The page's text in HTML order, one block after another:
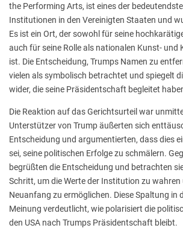
the Performing Arts, ist eines der
Institutionen in den Vereinigten Staaten und
Es ist ein Ort, der sowohl für seine
auch für seine Rolle als nationalen Kunst- und
ist. Die Entscheidung, Trumps Namen zu
vielen als symbolisch betrachtet und spiegelt
wider, die seine Präsidentschaft begleitet
Die Reaktion auf das Gerichtsurteil war
Unterstützer von Trump äußerten sich
Entscheidung und argumentierten, dass dies
sei, seine politischen Erfolge zu schmälern.
begrüßten die Entscheidung und betrachten
Schritt, um die Werte der Institution zu wahren
Neuanfang zu ermöglichen. Diese Spaltung in
Meinung verdeutlicht, wie polarisiert die
den USA nach Trumps Präsidentschaft bleibt.